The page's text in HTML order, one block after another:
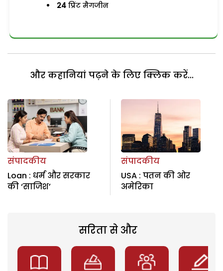
24 प्रिंट मैगजीन
और कहानियां पढ़ने के लिए क्लिक करें...
संपादकीय
Loan : धर्म और सरकार
की ‘साजिश’
संपादकीय
USA : पतन की ओर
अमेरिका
सरिता से और